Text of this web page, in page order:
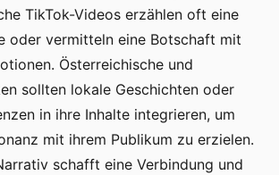
TikTok-Videos erzählen oft eine
oder vermitteln eine Botschaft mit
Österreichische und
sollten lokale Geschichten oder
in ihre Inhalte integrieren, um
mit ihrem Publikum zu erzielen.
schafft eine Verbindung und